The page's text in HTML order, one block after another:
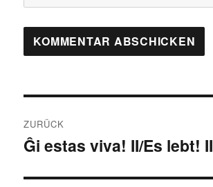
ZURÜCK
Vorheriger
Ĝi estas viva! II/Es lebt! II